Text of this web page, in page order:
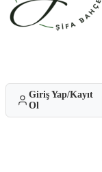
Giriş Yap/Kayıt
Ol